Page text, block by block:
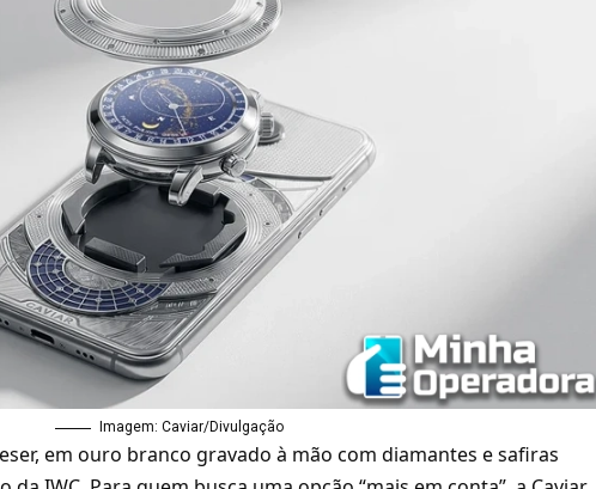
Imagem: Caviar/Divulgação
em ouro branco gravado à mão com diamantes e safiras